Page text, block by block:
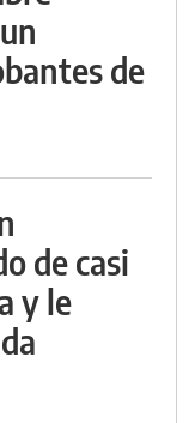
de
de casi
y le